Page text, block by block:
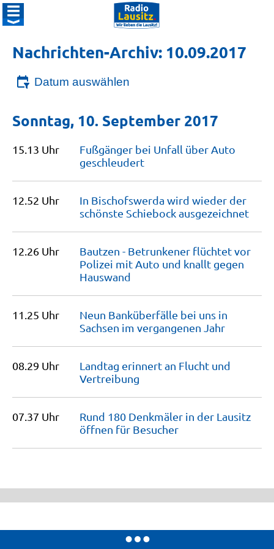
Nachrichten-Archiv: 10.09.2017
Datum auswählen
Sonntag, 10. September 2017
15.13 Uhr
Fußgänger bei Unfall über Auto
geschleudert
12.52 Uhr
In Bischofswerda wird wieder der
schönste Schiebockausgezeichnet
12.26 Uhr
Bautzen - Betrunkener flüchtet vor
Polizei mit Auto und knallt gegen
Hauswand
11.25 Uhr
Neun Banküberfälle bei uns in
Sachsen im vergangenen Jahr
08.29 Uhr
Landtag erinnert an Flucht und
Vertreibung
07.37 Uhr
Rund 180 Denkmäler in der Lausitz
öffnen für Besucher